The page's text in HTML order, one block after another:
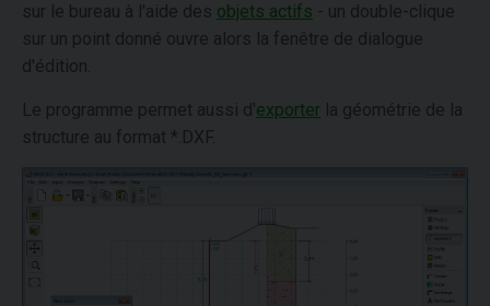
sur le bureau à l'aide des objets actifs - un double-clique
sur un point donné ouvre alors la fenêtre de dialogue
d'édition.
Le programme permet aussi d'exporter la géométrie de la
structure au format *.DXF.